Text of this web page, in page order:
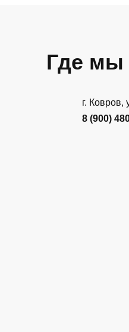
Где мы
г. Ковров,
8 (900)